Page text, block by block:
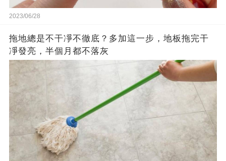
2023/06/28
拖地總是不干凈不徹底？多加這一步，地板拖完干
凈發亮，半個月都不落灰